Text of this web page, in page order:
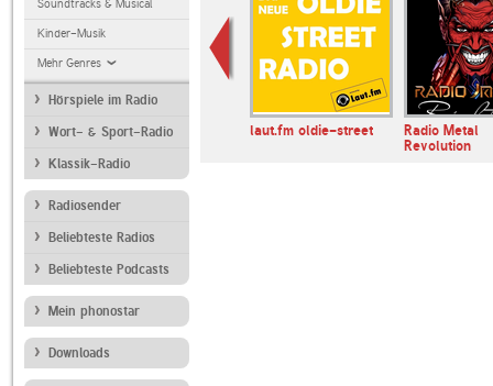
Soundtracks & Musical
Kinder-Musik
Mehr Genres
Hörspiele im Radio
Wort- & Sport-Radio
Klassik-Radio
Radiosender
Beliebteste Radios
Beliebteste Podcasts
Mein phonostar
Downloads
laut.fm oldie-street
Radio Metal
Revolution